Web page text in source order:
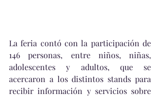
La feria contó con la participación de
146 personas, entre niños, niñas,
adolescentes y adultos, que se
acercaron a los distintos stands para
recibir información y servicios sobre